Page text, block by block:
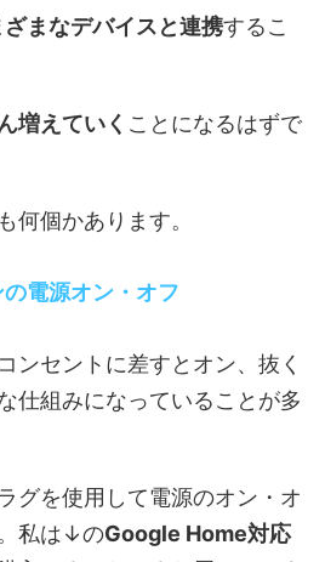
ざまなデバイスと連携するこ
増えていく ことになるはずで
何個かあります。
電源オン・オフ
ンセントに差すとオン、抜く
仕組みになっていることが多
グを使用して電源のオン・オ
私は↓のGoogle Home対応